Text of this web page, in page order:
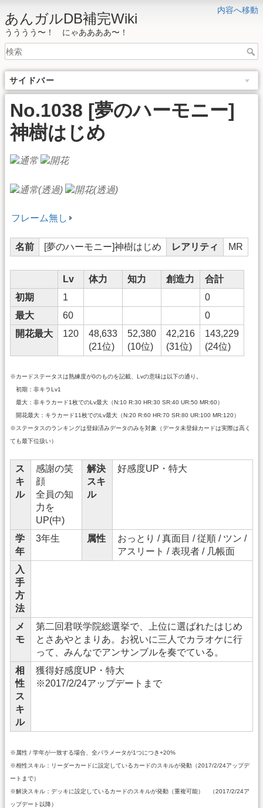
内容へ移動
あんガルDB補完Wiki
うううう〜！ にゃああああ〜！
サイドバー
No.1038 [夢のハーモニー]
神樹はじめ
フレーム無し
名前 [夢のハーモニー]神樹はじめ レアリティ MR
Lv 体力 知力 創造力
合計
初期
1
0
最大
60
0
開花最大
120
48,633
(21位)
52,380
(10位)
42,216
(31位)
143,229
(24位)
※カードステータスは熟練度が0のものを記載、Lvの意味は以下の通り。
初期：非キラLv1
最大：非キラカード1枚でのLv最大（N:10 R:30 HR:30 SR:40 UR:50 MR:60）
開花最大：キラカード11枚でのLv最大（N:20 R:60 HR:70 SR:80 UR:100 MR:120）
※ステータスのランキングは登録済みデータのみを対象（データ未登録カードは実際は高く
ても最下位扱い）
ス
キ
ル
感謝の笑
顔
全員の知
力を
UP(中)
解決
スキ
ル
好感度UP・特大
学
年
3年生 属性
おっとり / 真面目 / 従順 / ツン /
アスリート / 表現者 / 几帳面
入
手
方
法
メ
モ
第二回君咲学院総選挙で、上位に選ばれたはじめ
とさあやとまりあ。お祝いに三人でカラオケに行
って、みんなでアンサンブルを奏でている。
相
性
ス
キ
ル
獲得好感度UP・特大
※2017/2/24アップデートまで
※属性 / 学年が一致する場合、全パラメータが1つにつき+20%
※相性スキル：リーダーカードに設定しているカードのスキルが発動（2017/2/24アップデ
ートまで）
※解決スキル：デッキに設定しているカードのスキルが発動（重複可能） （2017/2/24ア
ップデート以降）